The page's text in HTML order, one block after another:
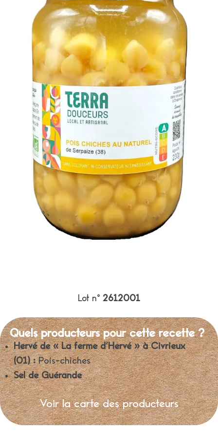
Lot n° 2612001
Quels producteurs pour cette recette ?
Hervé de « La ferme d’Hervé » à Civrieux
(01) :Pois-chiches
Sel de Guérande
Voir la carte des producteurs